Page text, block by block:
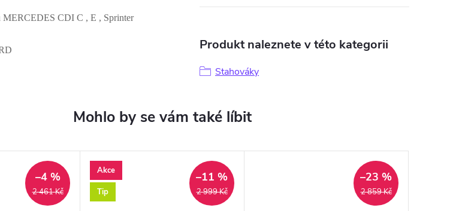
MERCEDES CDI C , E , Sprinter
Produkt naleznete v této kategorii
Stahováky
2 461 Kč
–4 %
Akce
Tip
2 999 Kč
–11 %
2 859 Kč
–23 %